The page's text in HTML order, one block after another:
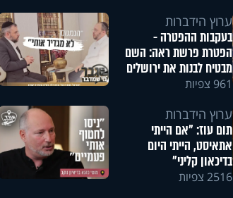
ערוץ הידברות
בעקבות ההפטרה -
הפטרת פרשת ראה: השם
מבטיח לבנות את ירושלים
961 צפיות
ערוץ הידברות
תום עוז: "אם הייתי
אתאיסט, הייתי היום
בדיכאון קליני"
2516 צפיות